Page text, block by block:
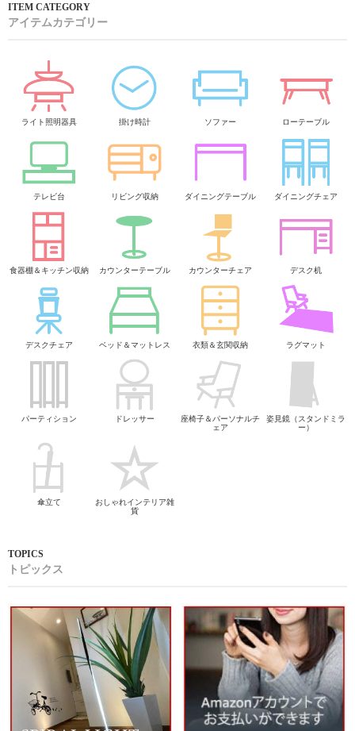
アイテムカテゴリー
ライト照明器具 掛け時計 ソファー ローテーブル
テレビ台 リビング収納 ダイニングテーブル ダイニングチェア
食器棚＆キッチン収納 カウンターテーブル カウンターチェア デスク机
デスクチェア ベッド＆マットレス 衣類＆玄関収納 ラグマット
パーティション ドレッサー
座椅子＆パーソナルチ
ェア
姿見鏡（スタンドミラ
ー）
傘立て
おしゃれインテリア雑
貨
トピックス